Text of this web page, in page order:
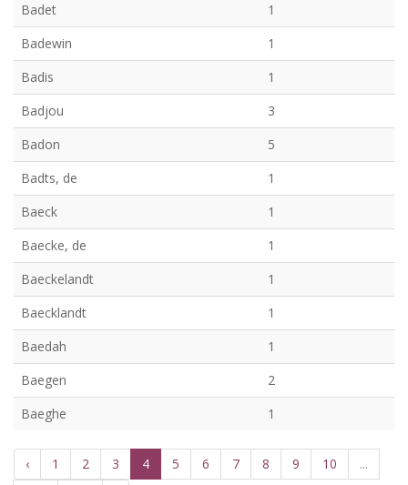
Badet
1
Badewin
1
Badis
1
Badjou
3
Badon
5
Badts, de
1
Baeck
1
Baecke, de
1
Baeckelandt
1
Baecklandt
1
Baedah
1
Baegen
2
Baeghe
1
‹ 1 2 3 4 5 6 7 8 9 10 ...